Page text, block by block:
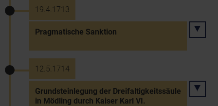
19.4.1713
Pragmatische Sanktion
12.5.1714
Grundsteinlegung der Dreifaltigkeitssäule
in Mödling durch Kaiser Karl VI.